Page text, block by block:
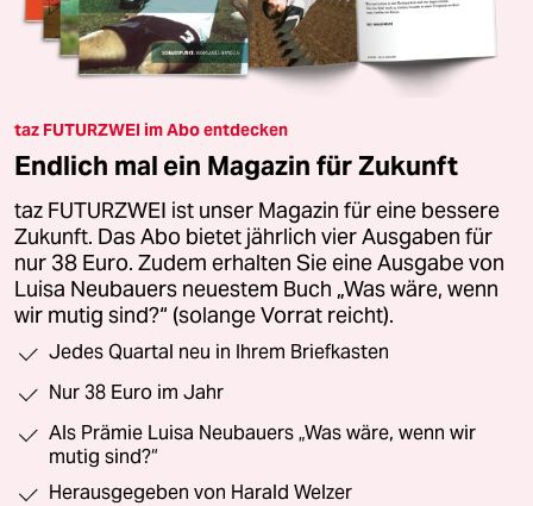
taz FUTURZWEI im Abo entdecken
Endlich mal ein Magazin für Zukunft
taz FUTURZWEI ist unser Magazin für eine bessere
Zukunft. Das Abo bietet jährlich vier Ausgaben für
nur 38 Euro. Zudem erhalten Sie eine Ausgabe von
Luisa Neubauers neuestem Buch „Was wäre, wenn
wir mutig sind?“ (solange Vorrat reicht).
Jedes Quartal neu in Ihrem Briefkasten
Nur 38 Euro im Jahr
Als Prämie Luisa Neubauers „Was wäre, wenn wir
mutig sind?“
Herausgegeben von Harald Welzer